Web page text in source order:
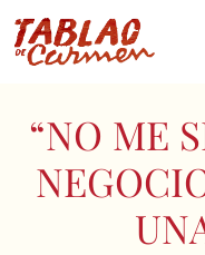
“NO ME